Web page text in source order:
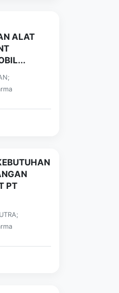
ALAT
PT